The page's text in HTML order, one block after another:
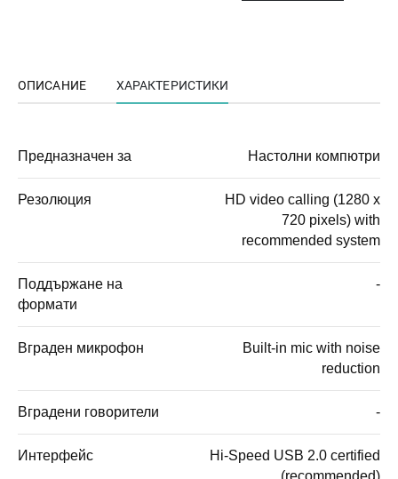
ОПИСАНИЕ ХАРАКТЕРИСТИКИ
Предназначен за Настолни компютри
Резолюция
HD video calling (1280 x
720 pixels) with
recommended system
Поддържане на
формати
-
Вграден микрофон
Built-in mic with noise
reduction
Вградени говорители -
Интерфейс
Hi-Speed USB 2.0 certified